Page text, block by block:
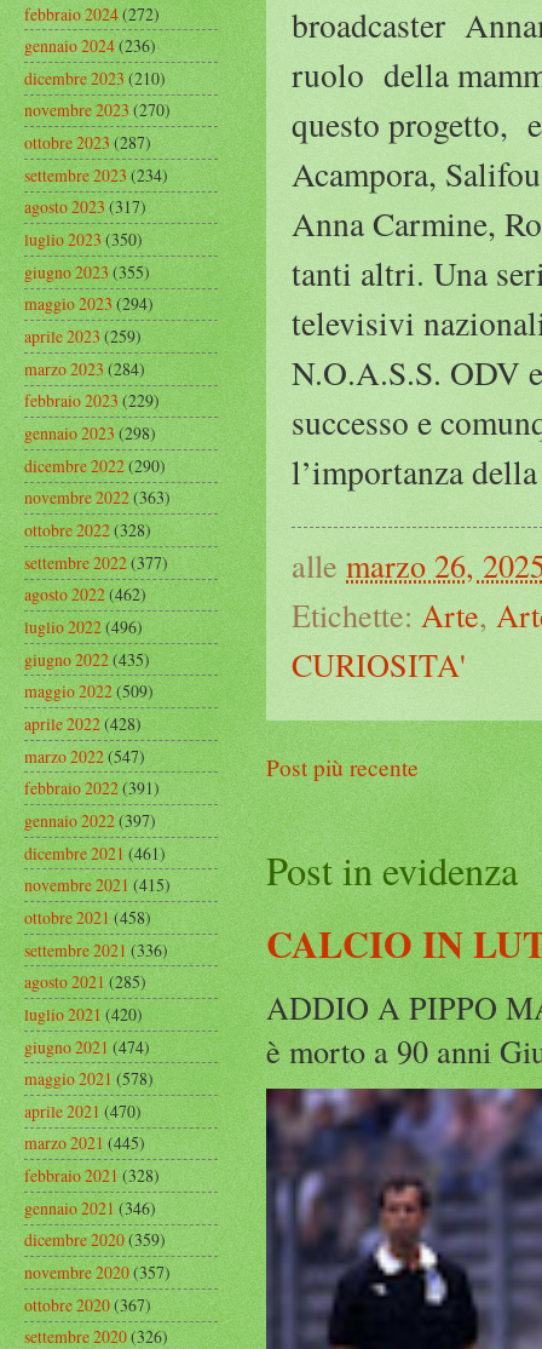
broadcaster
ruolo della
questo progetto,
Acampora,
Anna Carmine,
tanti altri. Una
televisivi
N.O.A.S.S. ODV
successo e
l’importanza
alle marzo 26,
Etichette: Arte,
CURIOSITA'
Post più recente
Post in evidenza
CALCIO IN
ADDIO A PIPPO
è morto a 90 anni
febbraio 2024(272)
gennaio 2024(236)
dicembre 2023(210)
novembre 2023(270)
ottobre 2023(287)
settembre 2023(234)
agosto 2023(317)
luglio 2023(350)
giugno 2023(355)
maggio 2023(294)
aprile 2023(259)
marzo 2023(284)
febbraio 2023(229)
gennaio 2023(298)
dicembre 2022(290)
novembre 2022(363)
ottobre 2022(328)
settembre 2022(377)
agosto 2022(462)
luglio 2022(496)
giugno 2022(435)
maggio 2022(509)
aprile 2022(428)
marzo 2022(547)
febbraio 2022(391)
gennaio 2022(397)
dicembre 2021(461)
novembre 2021(415)
ottobre 2021(458)
settembre 2021(336)
agosto 2021(285)
luglio 2021(420)
giugno 2021(474)
maggio 2021(578)
aprile 2021(470)
marzo 2021(445)
febbraio 2021(328)
gennaio 2021(346)
dicembre 2020(359)
novembre 2020(357)
ottobre 2020(367)
settembre 2020(326)